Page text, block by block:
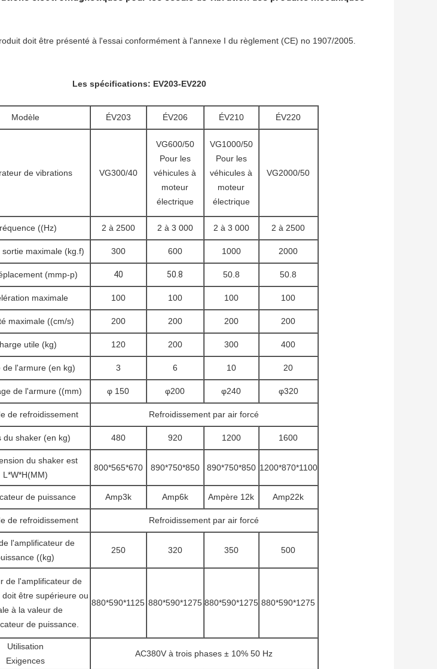
doit être présenté à l'essai conformément à l'annexe I du règlement (CE) no 1907/2005.
Les spécifications: EV203-EV220
Modèle ÉV203 ÉV206 ÉV210 ÉV220
de vibrations VG300/40
VG600/50
Pour les
véhicules à
moteur
électrique
VG1000/50
Pour les
véhicules à
moteur
électrique
VG2000/50
((Hz) 2 à 2500 2 à 3 000 2 à 3 000 2 à 2500
sortie maximale (kg.f) 300 600 1000 2000
(mmp-p) 40 50.8 50.8 50.8
maximale 100 100 100 100
maximale ((cm/s) 200 200 200 200
utile (kg) 120 200 300 400
de l'armure (en kg) 3 6 10 20
de l'armure ((mm) φ 150 φ200 φ240 φ320
de refroidissement Refroidissement par air forcé
du shaker (en kg) 480 920 1200 1600
du shaker est
L*W*H(MM)
800*565*670 890*750*850 890*750*850 1200*870*1100
de puissance Amp3k Amp6k Ampère 12k Amp22k
de refroidissement Refroidissement par air forcé
l'amplificateur de
((kg)
250 320 350 500
de l'amplificateur de
doit être supérieure ou
à la valeur de
de puissance.
880*590*1125 880*590*1275 880*590*1275 880*590*1275
Utilisation
Exigences
AC380V à trois phases ± 10% 50 Hz